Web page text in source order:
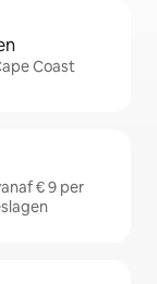
Coast
€ 9 per